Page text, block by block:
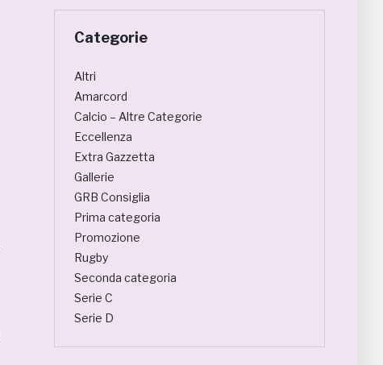
Categorie
Altri
Amarcord
Calcio – Altre Categorie
Eccellenza
Extra Gazzetta
Gallerie
GRB Consiglia
Prima categoria
Promozione
Rugby
Seconda categoria
Serie C
Serie D